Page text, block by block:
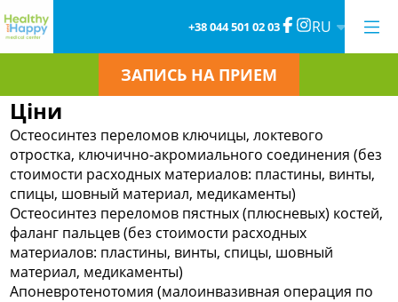
+38 044 501 02 03 RU
ЗАПИСЬ НА ПРИЕМ
Ціни
Остеосинтез переломов ключицы, локтевого
отростка, ключично-акромиального соединения (без
стоимости расходных материалов: пластины, винты,
спицы, шовный материал, медикаменты)
Остеосинтез переломов пястных (плюсневых) костей,
фаланг пальцев (без стоимости расходных
материалов: пластины, винты, спицы, шовный
материал, медикаменты)
Апоневротенотомия (малоинвазивная операция по